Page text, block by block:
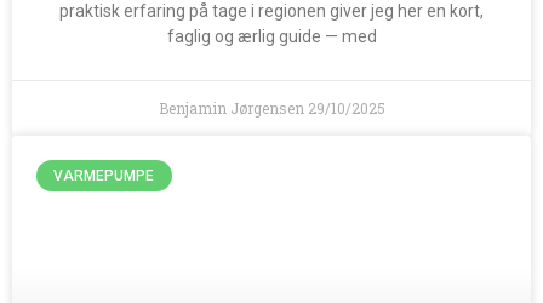
praktisk erfaring på tage i regionen giver jeg her en kort,
faglig og ærlig guide — med
Benjamin Jørgensen 29/10/2025
VARMEPUMPE